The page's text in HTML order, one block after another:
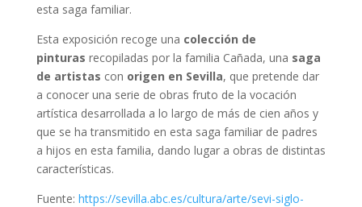
esta saga familiar.
Esta exposición recoge una colección de
pinturas recopiladas por la familia Cañada, una saga
de artistas con origen en Sevilla, que pretende dar
a conocer una serie de obras fruto de la vocación
artística desarrollada a lo largo de más de cien años y
que se ha transmitido en esta saga familiar de padres
a hijos en esta familia, dando lugar a obras de distintas
características.
Fuente: https://sevilla.abc.es/cultura/arte/sevi-siglo-